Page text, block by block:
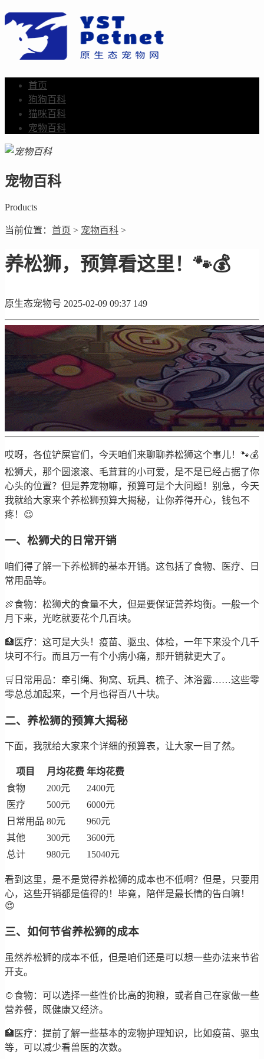
首页
狗狗百科
猫咪百科
宠物百科
宠物百科
Products
当前位置： 首页 > 宠物百科 >
养松狮，预算看这里！🐾💰
原生态宠物号 2025-02-09 09:37 149
哎呀，各位铲屎官们，今天咱们来聊聊养松狮这个事儿！🐾💰
松狮犬，那个圆滚滚、毛茸茸的小可爱，是不是已经占据了你
心头的位置？但是养宠物嘛，预算可是个大问题！别急，今天
我就给大家来个养松狮预算大揭秘，让你养得开心，钱包不
疼！😉
一、松狮犬的日常开销
咱们得了解一下养松狮的基本开销。这包括了食物、医疗、日
常用品等。
🍖食物：松狮犬的食量不大，但是要保证营养均衡。一般一个
月下来，光吃就要花个几百块。
🏥医疗：这可是大头！疫苗、驱虫、体检，一年下来没个几千
块可不行。而且万一有个小病小痛，那开销就更大了。
🛒日常用品：牵引绳、狗窝、玩具、梳子、沐浴露……这些零
零总总加起来，一个月也得百八十块。
二、养松狮的预算大揭秘
下面，我就给大家来个详细的预算表，让大家一目了然。
项目 月均花费 年均花费
食物
200元
2400元
医疗
500元
6000元
日常用品 80元
960元
其他
300元
3600元
总计
980元 15040元
看到这里，是不是觉得养松狮的成本也不低啊？但是，只要用
心，这些开销都是值得的！毕竟，陪伴是最长情的告白嘛！
😍
三、如何节省养松狮的成本
虽然养松狮的成本不低，但是咱们还是可以想一些办法来节省
开支。
🍲食物：可以选择一些性价比高的狗粮，或者自己在家做一些
营养餐，既健康又经济。
🏥医疗：提前了解一些基本的宠物护理知识，比如疫苗、驱虫
等，可以减少看兽医的次数。